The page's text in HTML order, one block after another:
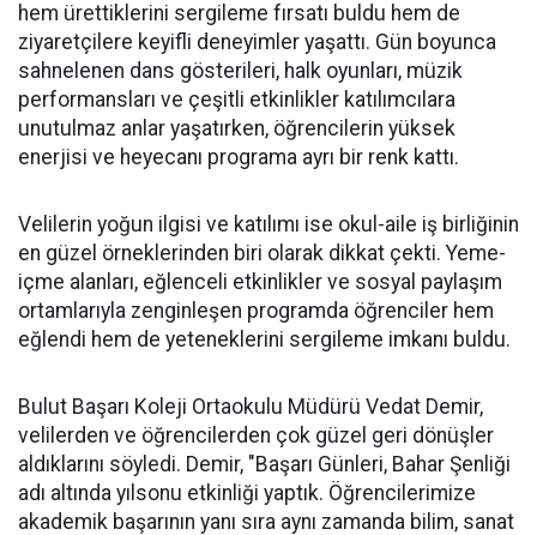
hem ürettiklerini sergileme fırsatı buldu hem de
ziyaretçilere keyifli deneyimler yaşattı. Gün boyunca
sahnelenen dans gösterileri, halk oyunları, müzik
performansları ve çeşitli etkinlikler katılımcılara
unutulmaz anlar yaşatırken, öğrencilerin yüksek
enerjisi ve heyecanı programa ayrı bir renk kattı.
Velilerin yoğun ilgisi ve katılımı ise okul-aile iş birliğinin
en güzel örneklerinden biri olarak dikkat çekti. Yeme-
içme alanları, eğlenceli etkinlikler ve sosyal paylaşım
ortamlarıyla zenginleşen programda öğrenciler hem
eğlendi hem de yeteneklerini sergileme imkanı buldu.
Bulut Başarı Koleji Ortaokulu Müdürü Vedat Demir,
velilerden ve öğrencilerden çok güzel geri dönüşler
aldıklarını söyledi. Demir, "Başarı Günleri, Bahar Şenliği
adı altında yılsonu etkinliği yaptık. Öğrencilerimize
akademik başarının yanı sıra aynı zamanda bilim, sanat